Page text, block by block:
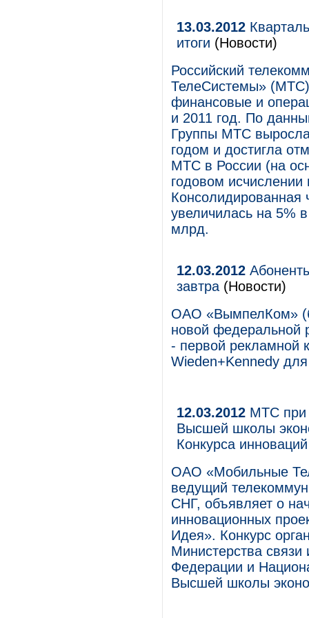
13.03.2012
итоги (Новости)
Российский
ТелеСистемы»
финансовые и
и 2011 год. По
Группы МТС
годом и достигла
МТС в России (на
годовом
Консолидированная
увеличилась на 5%
млрд.
12.03.2012
завтра (Новости)
ОАО «ВымпелКом»
новой федеральной
- первой рекламной
Wieden+Kennedy
12.03.2012 МТС при
Высшей школы
Конкурса
ОАО «Мобильные
ведущий
СНГ, объявляет о
инновационных
Идея». Конкурс
Министерства
Федерации и
Высшей школы